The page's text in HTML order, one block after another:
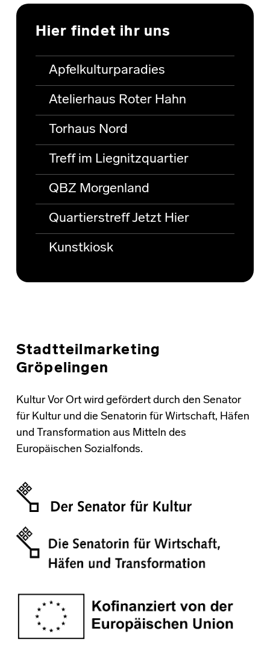
Hier findet ihr uns
Apfelkulturparadies
Atelierhaus Roter Hahn
Torhaus Nord
Treff im Liegnitzquartier
QBZ Morgenland
Quartierstreff Jetzt Hier
Kunstkiosk
Stadtteilmarketing
Gröpelingen
Kultur Vor Ort wird gefördert durch den Senator
für Kultur und die Senatorin für Wirtschaft, Häfen
und Transformation aus Mitteln des
Europäischen Sozialfonds.